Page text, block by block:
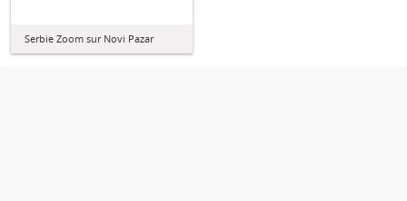
Serbie Zoom sur Novi Pazar